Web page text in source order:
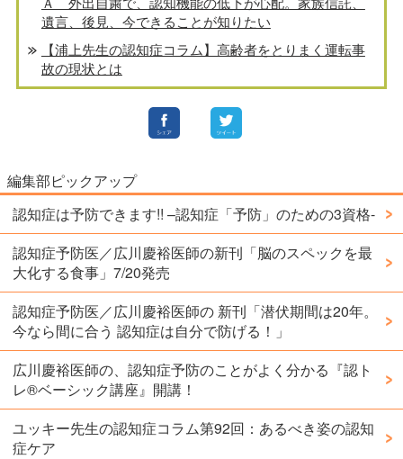
遺言、後見、今できることが知りたい
【浦上先生の認知症コラム】高齢者をとりまく運転事
故の現状とは
編集部ピックアップ
認知症は予防できます!! –認知症「予防」のための3資格-
認知症予防医／広川慶裕医師の新刊「脳のスペックを最
大化する食事」7/20発売
認知症予防医／広川慶裕医師の 新刊「潜伏期間は20年。
今なら間に合う 認知症は自分で防げる！」
広川慶裕医師の、認知症予防のことがよく分かる『認ト
レ®️ベーシック講座』開講！
ユッキー先生の認知症コラム第92回：あるべき姿の認知
症ケア